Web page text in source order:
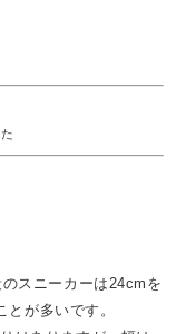
スニーカーは24cmを
が多いです。